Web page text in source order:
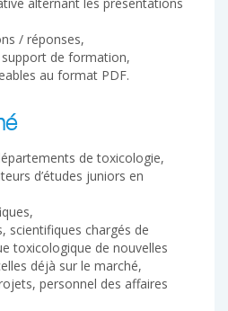
/ réponses,
de formation,
au format PDF.
de toxicologie,
d’études juniors en
scientifiques chargés de
toxicologique de nouvelles
déjà sur le marché,
personnel des affaires